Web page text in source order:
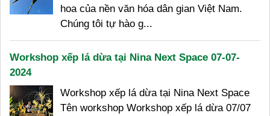
hoa của nền văn hóa dân gian Việt Nam.
Chúng tôi tự hào g...
Workshop xếp lá dừa tại Nina Next Space 07-07-
2024
Workshop xếp lá dừa tại Nina Next Space
Tên workshop Workshop xếp lá dừa 07/07